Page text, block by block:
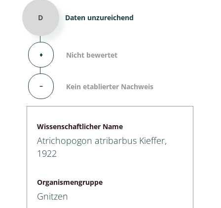
D Daten unzureichend
⬧ Nicht bewertet
– Kein etablierter Nachweis
Wissenschaftlicher Name
Atrichopogon atribarbus Kieffer,
1922
Organismengruppe
Gnitzen